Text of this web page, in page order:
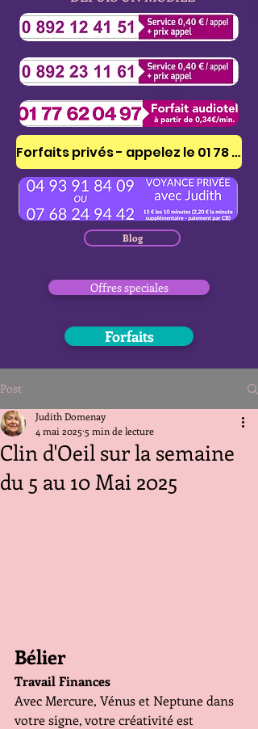
Blog
Offres speciales
Forfaits
Forfaits privés - appelez le 01 78 41 53 51
Post
Clin d'Oeil sur la semaine
du 5 au 10 Mai 2025
Judith Domenay
4 mai 2025 5 min de lecture
Bélier
Travail Finances
Avec Mercure, Vénus et Neptune dans
votre signe, votre créativité est